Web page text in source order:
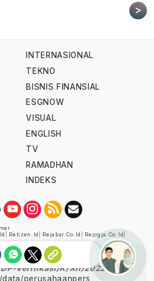
>
INTERNASIONAL
TEKNO
BISNIS FINANSIAL
ESGNOW
VISUAL
ENGLISH
TV
RAMADHAN
INDEKS
Retizen.id Rejabar.co.id Rejogja.co.id
oleh Dewan Pers
Verifikasi/K/XII/2022
perusahaanpers